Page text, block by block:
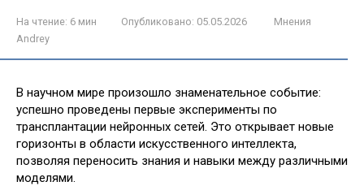
На чтение: 6 мин Опубликовано: 05.05.2026
Мнения
Andrey
В научном мире произошло знаменательное событие:
успешно проведены первые эксперименты по
трансплантации нейронных сетей. Это открывает новые
горизонты в области искусственного интеллекта,
позволяя переносить знания и навыки между различными
моделями.